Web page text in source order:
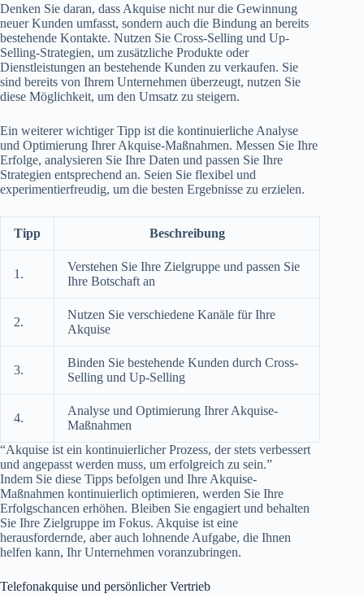
Denken Sie daran, dass Akquise nicht nur die Gewinnung
neuer Kunden umfasst, sondern auch die Bindung an bereits
bestehende Kontakte. Nutzen Sie Cross-Selling und Up-
Selling-Strategien, um zusätzliche Produkte oder
Dienstleistungen an bestehende Kunden zu verkaufen. Sie
sind bereits von Ihrem Unternehmen überzeugt, nutzen Sie
diese Möglichkeit, um den Umsatz zu steigern.
Ein weiterer wichtiger Tipp ist die kontinuierliche Analyse
und Optimierung Ihrer Akquise-Maßnahmen. Messen Sie Ihre
Erfolge, analysieren Sie Ihre Daten und passen Sie Ihre
Strategien entsprechend an. Seien Sie flexibel und
experimentierfreudig, um die besten Ergebnisse zu erzielen.
Tipp Beschreibung
1.
Verstehen Sie Ihre Zielgruppe und passen Sie
Ihre Botschaft an
2.
Nutzen Sie verschiedene Kanäle für Ihre
Akquise
3.
Binden Sie bestehende Kunden durch Cross-
Selling und Up-Selling
4.
Analyse und Optimierung Ihrer Akquise-
Maßnahmen
“Akquise ist ein kontinuierlicher Prozess, der stets verbessert
und angepasst werden muss, um erfolgreich zu sein.”
Indem Sie diese Tipps befolgen und Ihre Akquise-
Maßnahmen kontinuierlich optimieren, werden Sie Ihre
Erfolgschancen erhöhen. Bleiben Sie engagiert und behalten
Sie Ihre Zielgruppe im Fokus. Akquise ist eine
herausfordernde, aber auch lohnende Aufgabe, die Ihnen
helfen kann, Ihr Unternehmen voranzubringen.
Telefonakquise und persönlicher Vertrieb